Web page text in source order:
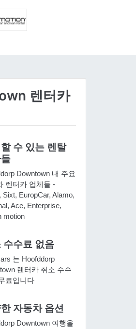
렌터카
수 있는 렌탈
Downtown 내 주요
렌터카 업체들 -
Sixt, EuropCar, Alamo,
Ace, Enterprise,
motion
수수료 없음
는 Hoofddorp
렌터카 취소 수수
료입니다
자동차 옵션
Downtown 여행을